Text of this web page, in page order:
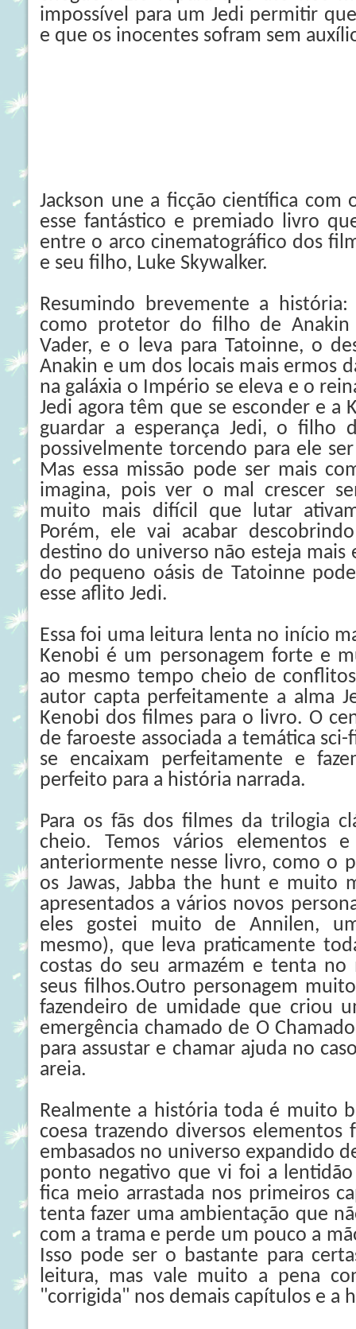
impossível para um Jedi permitir
e que os inocentes sofram sem
Jackson une a ficção científica com
esse fantástico e premiado livro
entre o arco cinematográfico dos
e seu filho, Luke Skywalker.
Resumindo brevemente a história:
como protetor do filho de Anakin
Vader, e o leva para Tatoinne, o
Anakin e um dos locais mais ermos
na galáxia o Império se eleva e o
Jedi agora têm que se esconder e a
guardar a esperança Jedi, o filho
possivelmente torcendo para ele
Mas essa missão pode ser mais
imagina, pois ver o mal crescer
muito mais difícil que lutar
Porém, ele vai acabar
destino do universo não esteja mais
do pequeno oásis de Tatoinne
esse aflito Jedi.
Essa foi uma leitura lenta no início
Kenobi é um personagem forte e
ao mesmo tempo cheio de
autor capta perfeitamente a alma
Kenobi dos filmes para o livro. O
de faroeste associada a temática
se encaixam perfeitamente e
perfeito para a história narrada.
Para os fãs dos filmes da trilogia
cheio. Temos vários elementos
anteriormente nesse livro, como o
os Jawas, Jabba the hunt e muito
apresentados a vários novos
eles gostei muito de Annilen,
mesmo), que leva praticamente
costas do seu armazém e tenta
seus filhos.Outro personagem
fazendeiro de umidade que criou
emergência chamado de O
para assustar e chamar ajuda no
areia.
Realmente a história toda é muito
coesa trazendo diversos
embasados no universo expandido
ponto negativo que vi foi a
fica meio arrastada nos primeiros
tenta fazer uma ambientação que
com a trama e perde um pouco a
Isso pode ser o bastante para
leitura, mas vale muito a pena
"corrigida" nos demais capítulos e a